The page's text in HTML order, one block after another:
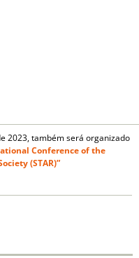
2023, também será organizado
Conference of the
(STAR)”